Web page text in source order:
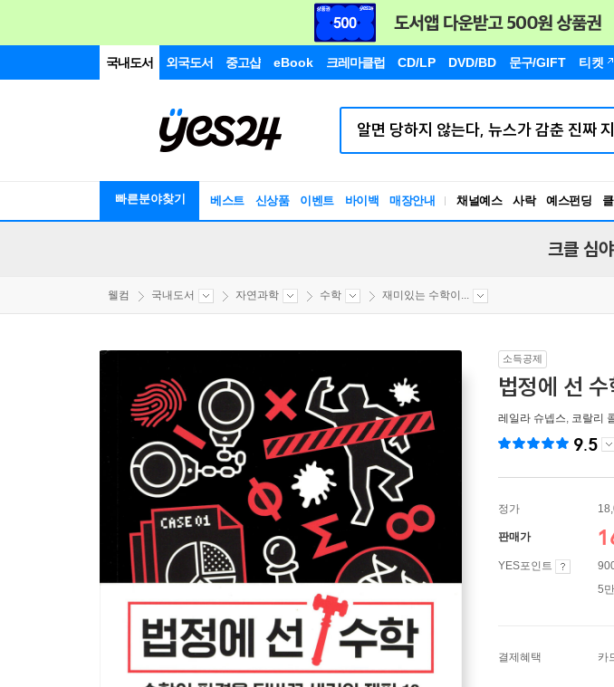
국내도서 외국도서 중고샵 eBook 크레마클럽 CD/LP DVD/BD 문구/GIFT 티켓
빠른분야찾기 베스트 신상품 이벤트 바이백 매장안내 채널예스 사락 예스펀딩
크클 심
웰컴 국내도서 자연과학 수학 재미있는 수학이...
소득공제
법정에 선 수
레일라 슈넵스, 코랄리
9.5
정가
판매가
YES포인트
5
결제혜택 카